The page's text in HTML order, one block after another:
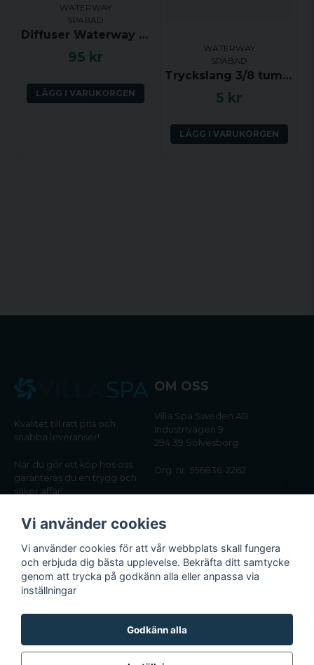
WATERWAY
SPABAD
Diffuser Waterway Clusterstorm (klick)
95 kr
LÄGG I VARUKORGEN
WATERWAY
SPABAD
Tryckslang 3/8 tum (YD ca 14 mm, ID ca 9.5 mm) per dm
5 kr
LÄGG I VARUKORGEN
Kvalitet till rätt pris och
snabba leveranser!
När du gör ett köp hos oss
garanteras du en trygg och
säker affär!
OM OSS
Villa Spa Sweden AB
Industrivägen 9
294 39 Sölvesborg
Org. nr: 556836-2262
Tel:0456-405566
Email:
INFORMATION
Om oss
Integritetspolicy
Vi använder cookies
Vi använder cookies för att vår webbplats skall fungera
och erbjuda dig bästa upplevelse. Bekräfta ditt samtycke
genom att trycka på godkänn alla eller anpassa via
inställningar
Godkänn alla